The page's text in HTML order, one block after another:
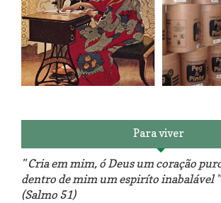
Reforma do sofá, agora é em
patchwork!
The Red
Para viver
" Cria em mim, ó Deus um coração
dentro de mim um espiríto inabalável "
(Salmo 51)